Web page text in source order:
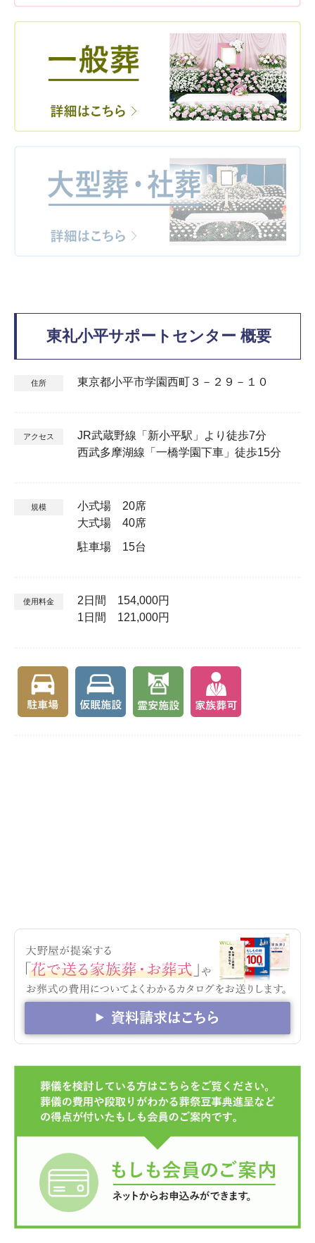
東礼小平サポートセンター 概要
住所 東京都小平市学園西町３－２９－１０
アクセス
JR武蔵野線「新小平駅」より徒歩7分
西武多摩湖線「一橋学園下車」徒歩15分
規模
小式場 20席
大式場 40席
駐車場 15台
使用料金
2日間 154,000円
1日間 121,000円
東礼小平サポートセンター 地図
（Google Map）